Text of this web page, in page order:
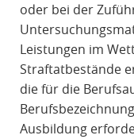
oder bei der
Leistungen im
Straftatbestände
die für die
Ausbildung